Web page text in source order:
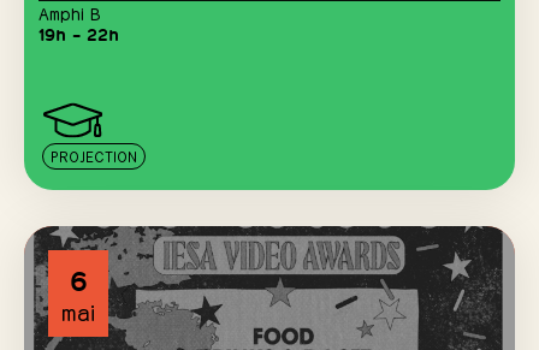
Amphi B
19h – 22h
PROJECTION
6
mai